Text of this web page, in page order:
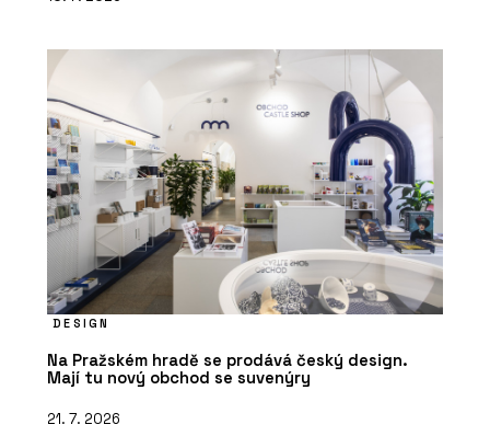
DESIGN
Na Pražském hradě se prodává český design.
Mají tu nový obchod se suvenýry
21. 7. 2026